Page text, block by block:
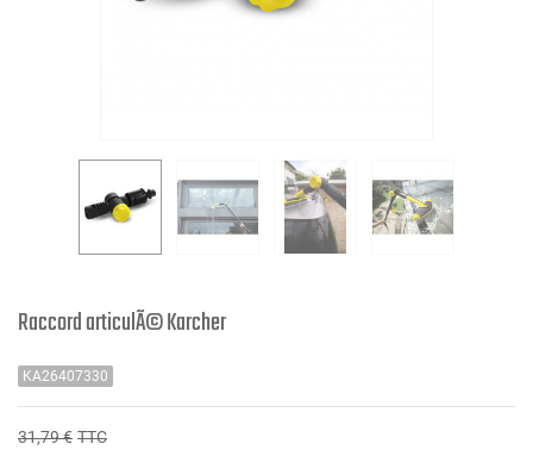
Raccord articulÃ© Karcher
KA26407330
31,79 € TTC